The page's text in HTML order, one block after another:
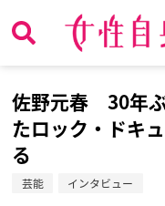
佐野元春 30年
たロック・ドキ
る
芸能 インタビュー